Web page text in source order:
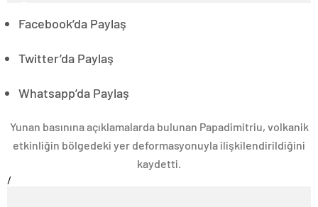
Facebook’da Paylaş
Twitter’da Paylaş
Whatsapp’da Paylaş
Yunan basınına açıklamalarda bulunan Papadimitriu, volkanik
etkinliğin bölgedeki yer deformasyonuyla ilişkilendirildiğini
kaydetti.
/